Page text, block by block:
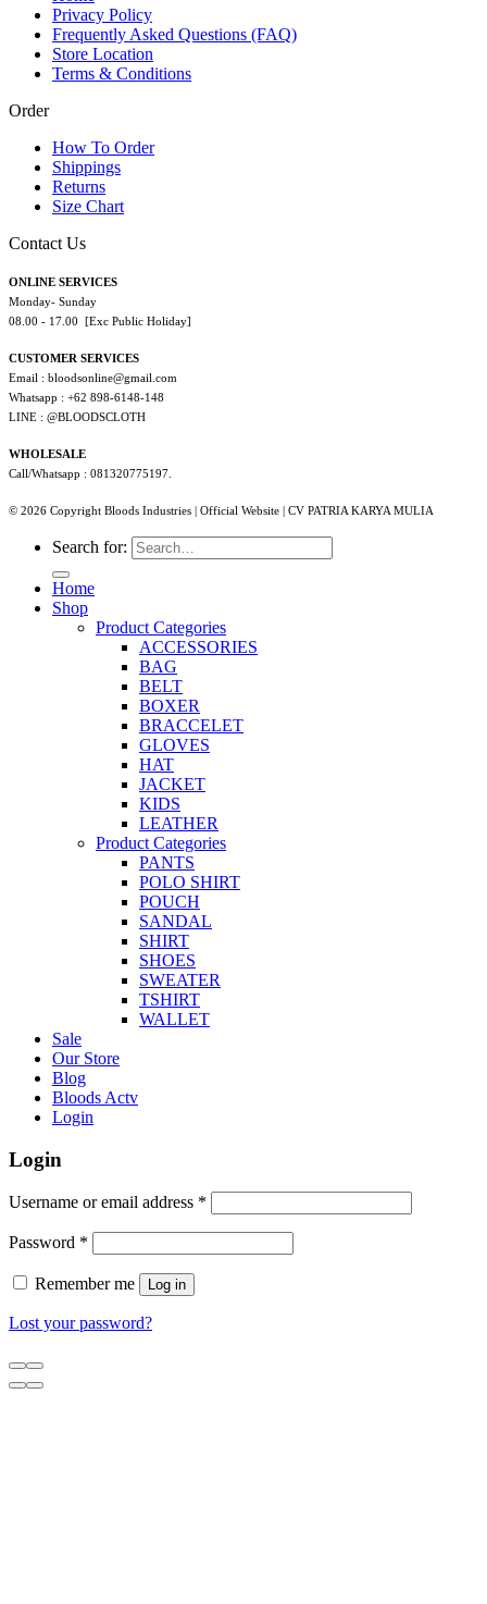
Privacy Policy
Frequently Asked Questions (FAQ)
Store Location
Terms & Conditions
Order
How To Order
Shippings
Returns
Size Chart
Contact Us
ONLINE SERVICES
Monday- Sunday
08.00 - 17.00 [Exc Public Holiday]
CUSTOMER SERVICES
Email : bloodsonline@gmail.com
Whatsapp : +62 898-6148-148
LINE : @BLOODSCLOTH
WHOLESALE
Call/Whatsapp : 081320775197.
© 2026 Copyright Bloods Industries | Official Website | CV PATRIA KARYA MULIA
Search for:
Home
Shop
Product Categories
ACCESSORIES
BAG
BELT
BOXER
BRACCELET
GLOVES
HAT
JACKET
KIDS
LEATHER
Product Categories
PANTS
POLO SHIRT
POUCH
SANDAL
SHIRT
SHOES
SWEATER
TSHIRT
WALLET
Sale
Our Store
Blog
Bloods Actv
Login
Login
Username or email address *
Password *
Remember me Log in
Lost your password?